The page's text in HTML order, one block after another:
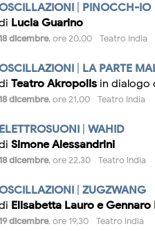
PINOCCH-IO
Lucia Guarino
dicembre, ore 20,00 - Teatro India
LA PARTE
Teatro Akropolis in dialogo
dicembre, ore 21,00 - Teatro India
ELETTROSUONI WAHID
Simone Alessandrini
dicembre, ore 22,30 - Teatro India
ZUGZWANG
Elisabetta Lauro e Gennaro
dicembre, ore 19,30 - Teatro India